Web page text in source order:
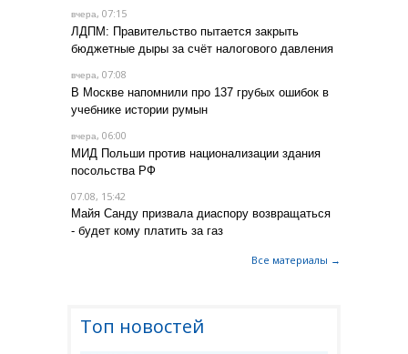
вчера, 07:15
ЛДПМ: Правительство пытается закрыть
бюджетные дыры за счёт налогового давления
вчера, 07:08
В Москве напомнили про 137 грубых ошибок в
учебнике истории румын
вчера, 06:00
МИД Польши против национализации здания
посольства РФ
07.08, 15:42
Майя Санду призвала диаспору возвращаться
- будет кому платить за газ
Все материалы →
Топ новостей